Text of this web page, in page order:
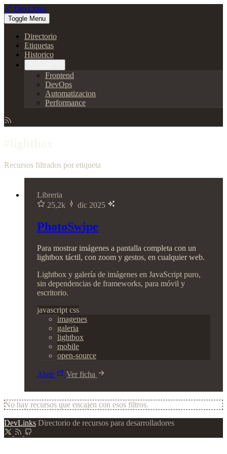
🔗 DevLinks
Toggle Menu
Directorio
Etiquetas
Historico
Frontend
DevOps
Automatizacion
Performance
Recursos filtrados por etiqueta
Libreria
25,2k
dic 2025
PhotoSwipe
Para mostrar imágenes a pantalla completa con un
lightbox táctil, con zoom y gestos, en cualquier web.
Lightbox y galería de imágenes en JavaScript puro,
sin dependencias de frameworks, para móvil y
escritorio.
javascript css
imagenes
galeria
lightbox
mobile
open-source
Abrir Ver ficha
No hay recursos que encajen con esos filtros.
DevLinks Directorio de recursos para desarrolladores